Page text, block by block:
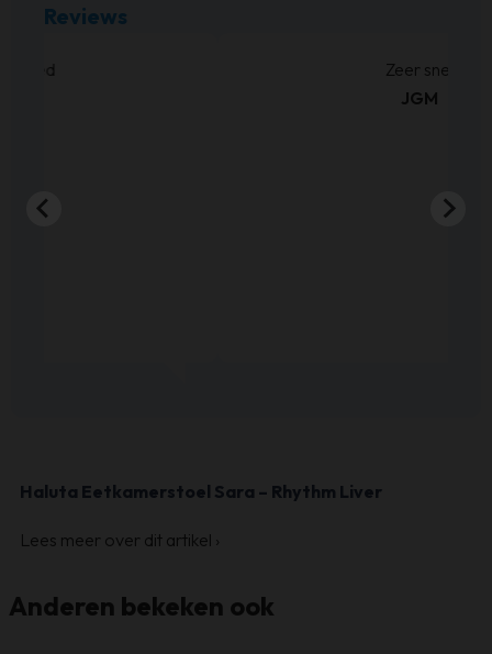
Reviews
Bed besteld ,en zoals beloofd binnen de weken
geleverd. Netjes op de hoogte gehouden wat
Haluta Eetkamerstoel Sara – Rhythm Liver
Lees meer over dit artikel ›
Anderen bekeken ook